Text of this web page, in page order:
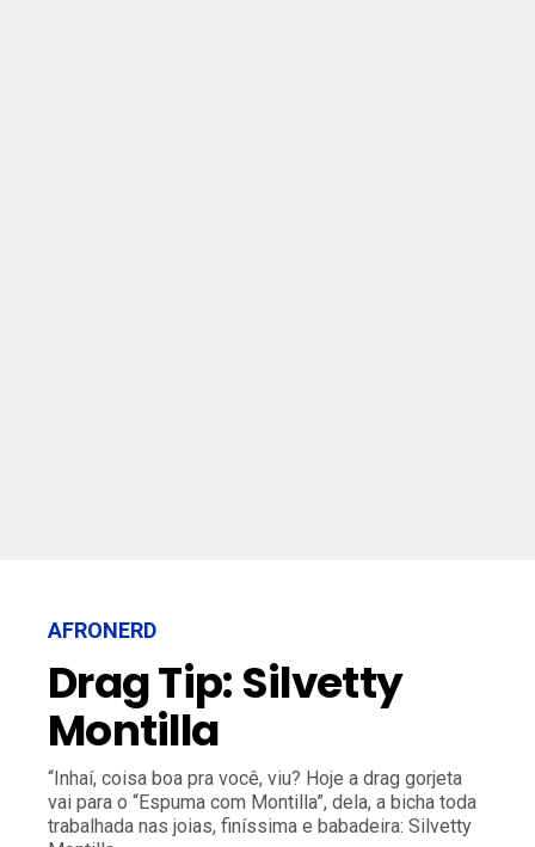
AFRONERD
Drag Tip: Silvetty
Montilla
“Inhaí, coisa boa pra você, viu? Hoje a drag gorjeta
vai para o “Espuma com Montilla”, dela, a bicha toda
trabalhada nas joias, finíssima e babadeira: Silvetty